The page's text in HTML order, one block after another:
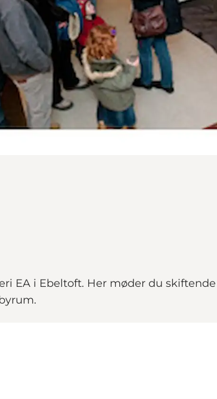
EA i Ebeltoft. Her møder du